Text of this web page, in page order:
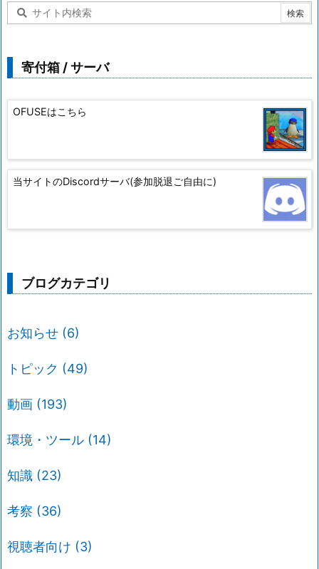
寄付箱 / サーバ
OFUSEはこちら
当サイトのDiscordサーバ(参加脱退ご自由に)
ブログカテゴリ
お知らせ (6)
トピック (49)
動画 (193)
環境・ツール (14)
知識 (23)
考察 (36)
視聴者向け (3)